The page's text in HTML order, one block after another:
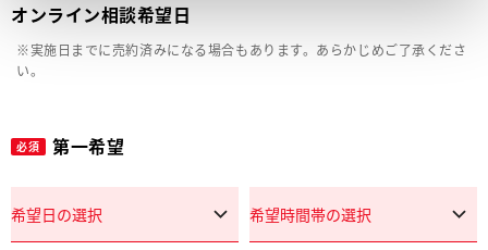
オンライン相談希望日
※実施日までに売約済みになる場合もあります。あらかじめご了承くださ
い。
必須 第一希望